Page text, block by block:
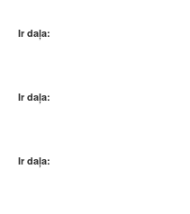
Ir daļa:
Ir daļa:
Ir daļa: